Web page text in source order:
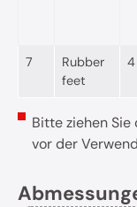
7
Rubber
feet
4
Bitte ziehen
vor der